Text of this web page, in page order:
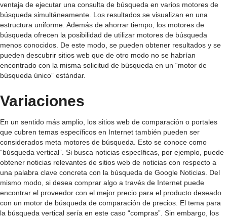
ventaja de ejecutar una consulta de búsqueda en varios motores de
búsqueda simultáneamente. Los resultados se visualizan en una
estructura uniforme. Además de ahorrar tiempo, los motores de
búsqueda ofrecen la posibilidad de utilizar motores de búsqueda
menos conocidos. De este modo, se pueden obtener resultados y se
pueden descubrir sitios web que de otro modo no se habrían
encontrado con la misma solicitud de búsqueda en un “motor de
búsqueda único” estándar.
Variaciones
En un sentido más amplio, los sitios web de comparación o portales
que cubren temas específicos en Internet también pueden ser
considerados meta motores de búsqueda. Esto se conoce como
“búsqueda vertical”. Si busca noticias específicas, por ejemplo, puede
obtener noticias relevantes de sitios web de noticias con respecto a
una palabra clave concreta con la búsqueda de Google Noticias. Del
mismo modo, si desea comprar algo a través de Internet puede
encontrar el proveedor con el mejor precio para el producto deseado
con un motor de búsqueda de comparación de precios. El tema para
la búsqueda vertical sería en este caso “compras”. Sin embargo, los